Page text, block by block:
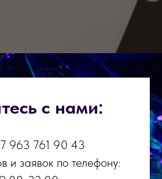
с нами:
963 761 90 43
и заявок по телефону: